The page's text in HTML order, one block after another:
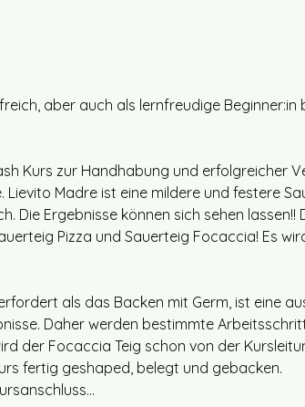
aber auch als lernfreudige Beginner:in
Kurs zur Handhabung und erfolgreicher
Madre ist eine mildere und festere
Ergebnisse können sich sehen lassen!!
Pizza und Sauerteig Focaccia! Es
als das Backen mit Germ, ist eine
Daher werden bestimmte
der Focaccia Teig schon von der
fertig geshaped, belegt und gebacken.